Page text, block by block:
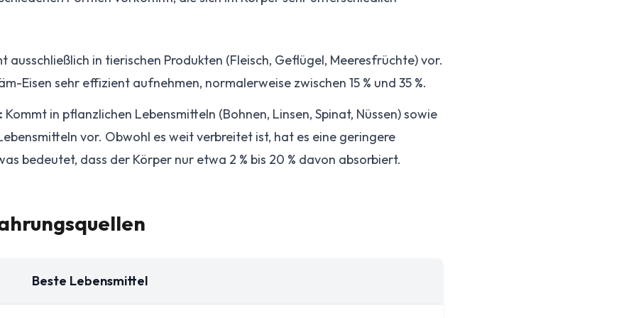
ausschließlich in tierischen Produkten (Fleisch, Geflügel, Meeresfrüchte) vor.
Eisen sehr effizient aufnehmen, normalerweise zwischen 15 % und 35 %.
Kommt in pflanzlichen Lebensmitteln (Bohnen, Linsen, Spinat, Nüssen) sowie
vor. Obwohl es weit verbreitet ist, hat es eine geringere
bedeutet, dass der Körper nur etwa 2 % bis 20 % davon absorbiert.
Beste Lebensmittel